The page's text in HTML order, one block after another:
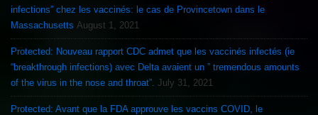
infections” chez les vaccinés: le cas de Provincetown dans le
Massachusetts August 1, 2021
Protected: Nouveau rapport CDC admet que les vaccinés infectés (ie
“breakthrough infections) avec Delta avaient un ” tremendous amounts
of the virus in the nose and throat”. July 31, 2021
Protected: Avant que la FDA approuve les vaccins COVID, le